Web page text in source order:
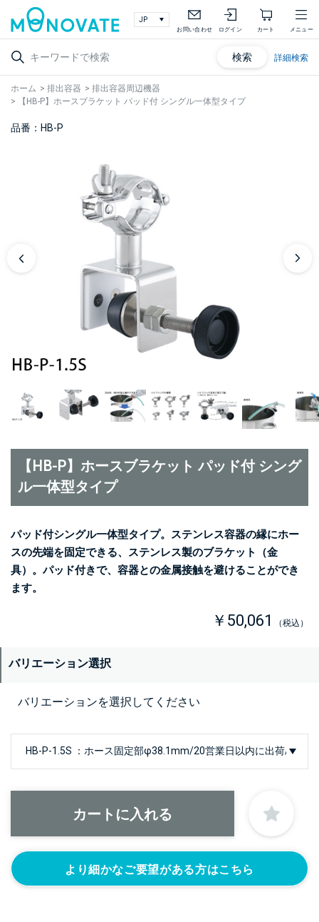
お問い合わせ ログイン カート メニュー
検索 詳細検索
ホーム > 排出容器 > 排出容器周辺機器
>
【HB-P】ホースブラケット パッド付 シングル一体型タイプ
品番：HB-P
【HB-P】ホースブラケット パッド付 シング
ル一体型タイプ
パッド付シングル一体型タイプ。ステンレス容器の縁にホー
スの先端を固定できる、ステンレス製のブラケット（金
具）。パッド付きで、容器との金属接触を避けることができ
ます。
￥50,061 （税込）
バリエーション選択
バリエーションを選択してください
より細かなご要望がある方はこちら